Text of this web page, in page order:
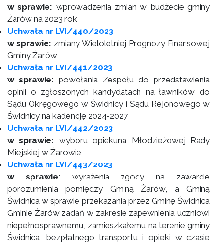
w sprawie: wprowadzenia zmian w budżecie gminy
Żarów na 2023 rok
Uchwała nr LVI/440/2023
w sprawie: zmiany Wieloletniej Prognozy Finansowej
Gminy Żarów
Uchwała nr LVI/441/2023
w sprawie: powołania Zespołu do przedstawienia
opinii o zgłoszonych kandydatach na ławników do
Sądu Okręgowego w Świdnicy i Sądu Rejonowego w
Świdnicy na kadencję 2024-2027
Uchwała nr LVI/442/2023
w sprawie: wyboru opiekuna Młodzieżowej Rady
Miejskiej w Żarowie
Uchwała nr LVI/443/2023
w sprawie: wyrażenia zgody na zawarcie
porozumienia pomiędzy Gminą Żarów, a Gminą
Świdnica w sprawie przekazania przez Gminę Świdnica
Gminie Żarów zadań w zakresie zapewnienia uczniowi
niepełnosprawnemu, zamieszkałemu na terenie gminy
Świdnica, bezpłatnego transportu i opieki w czasie